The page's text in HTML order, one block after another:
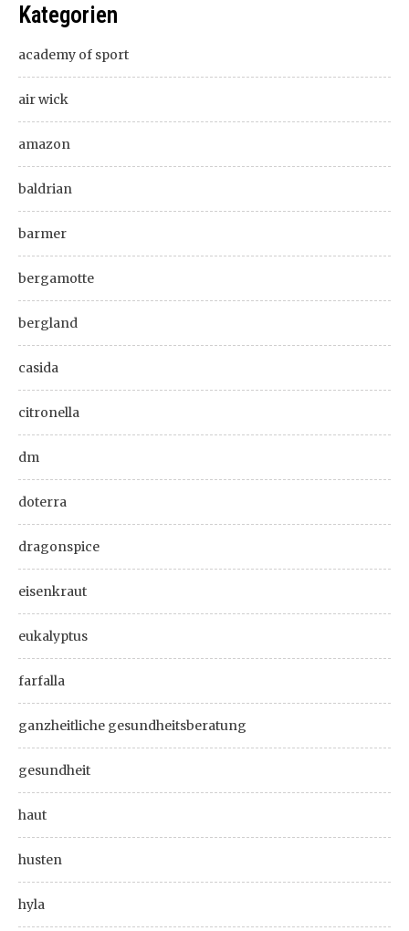
Kategorien
academy of sport
air wick
amazon
baldrian
barmer
bergamotte
bergland
casida
citronella
dm
doterra
dragonspice
eisenkraut
eukalyptus
farfalla
ganzheitliche gesundheitsberatung
gesundheit
haut
husten
hyla